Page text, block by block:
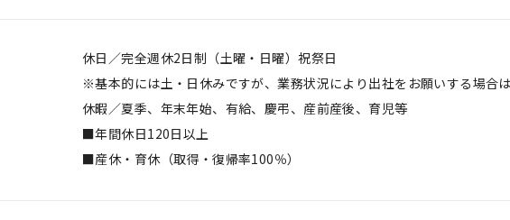
休日／完全週休2日制（土曜・日曜）祝祭日
※基本的には土・日休みですが、業務状況により出社をお願いする場合は
休暇／夏季、年末年始、有給、慶弔、産前産後、育児等
■年間休日120日以上
■産休・育休（取得・復帰率100％）